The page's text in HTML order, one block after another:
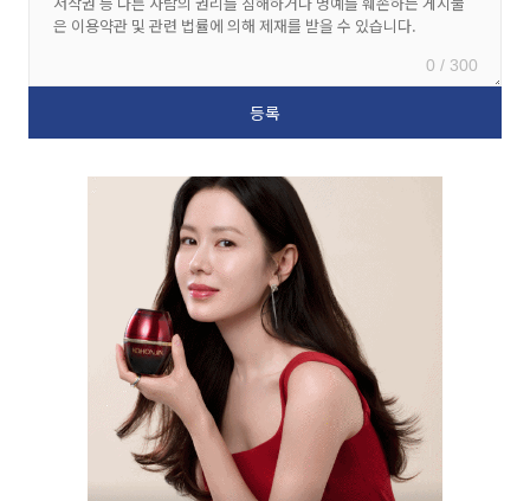
0 / 300